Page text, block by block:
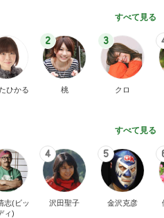
すべて見る
ひかる
2
桃
3
クロ
すべて見る
志(ビッ
ィ)
4
沢田聖子
5
金沢克彦